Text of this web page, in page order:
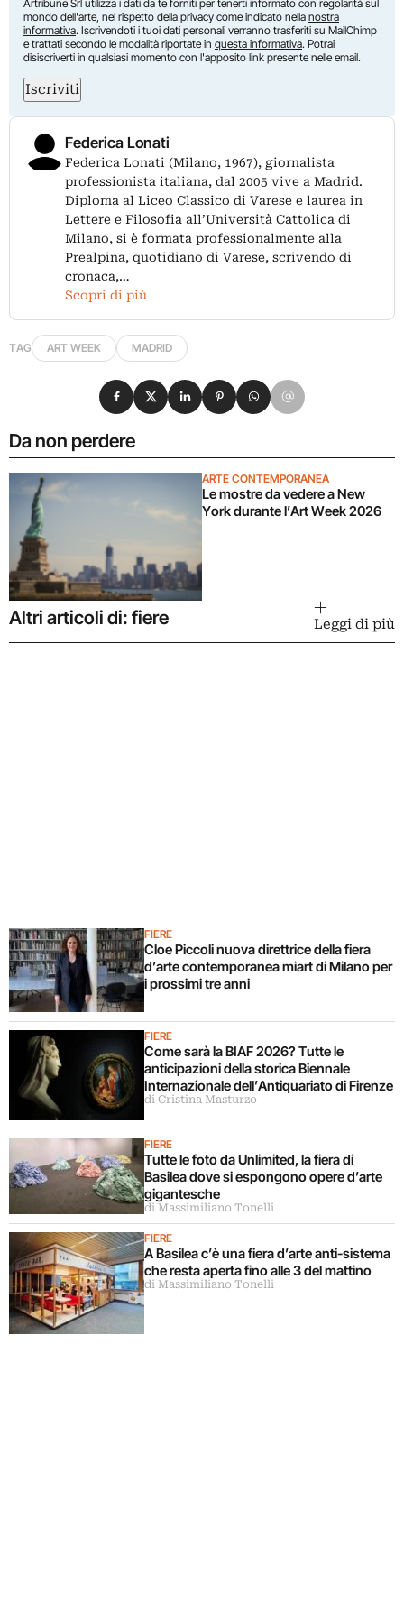
Artribune Srl utilizza i dati da te forniti per tenerti informato con regolarità sul
mondo dell'arte, nel rispetto della privacy come indicato nella nostra
informativa. Iscrivendoti i tuoi dati personali verranno trasferiti su MailChimp
e trattati secondo le modalità riportate in questa informativa. Potrai
disiscriverti in qualsiasi momento con l'apposito link presente nelle email.
Iscriviti
Federica Lonati
Federica Lonati (Milano, 1967), giornalista
professionista italiana, dal 2005 vive a Madrid.
Diploma al Liceo Classico di Varese e laurea in
Lettere e Filosofia all’Università Cattolica di
Milano, si è formata professionalmente alla
Prealpina, quotidiano di Varese, scrivendo di
cronaca,…
Scopri di più
TAG ART WEEK MADRID
Da non perdere
ARTE CONTEMPORANEA
Le mostre da vedere a New
York durante l’Art Week 2026
Condividi su Facebook
Condividi su X
Condividi su LinkedIn
Condividi su Pinterest
Condividi su WhatsApp
Condividi su Email
Altri articoli di: fiere Leggi di più
FIERE
Cloe Piccoli nuova direttrice della fiera
d’arte contemporanea miart di Milano per
i prossimi tre anni
FIERE
Come sarà la BIAF 2026? Tutte le
anticipazioni della storica Biennale
Internazionale dell’Antiquariato di Firenze
di Cristina Masturzo
FIERE
Tutte le foto da Unlimited, la fiera di
Basilea dove si espongono opere d’arte
gigantesche
di Massimiliano Tonelli
FIERE
A Basilea c’è una fiera d’arte anti-sistema
che resta aperta fino alle 3 del mattino
di Massimiliano Tonelli